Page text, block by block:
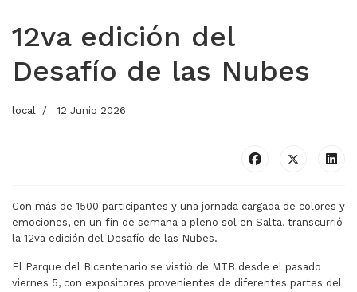
12va edición del
Desafío de las Nubes
local 12 Junio 2026
Con más de 1500 participantes y una jornada cargada de colores y
emociones, en un fin de semana a pleno sol en Salta, transcurrió
la 12va edición del Desafío de las Nubes.
El Parque del Bicentenario se vistió de MTB desde el pasado
viernes 5, con expositores provenientes de diferentes partes del